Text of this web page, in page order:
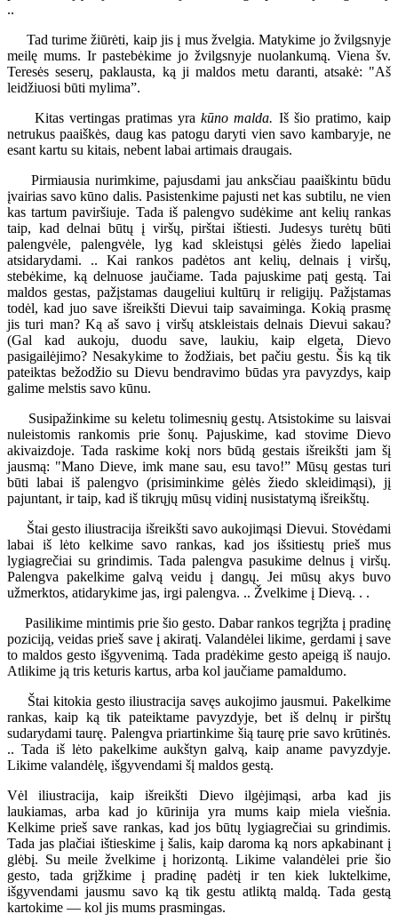
..
Tad turime žiūrėti, kaip jis į mus žvelgia. Matykime jo žvilgsnyje
meilę mums. Ir pastebėkime jo žvilgsnyje nuolankumą. Viena šv.
Teresės seserų, paklausta, ką ji maldos metu daranti, atsakė: "Aš
leidžiuosi būti mylima”.
Kitas vertingas pratimas yrakūno malda. Iš šio pratimo, kaip
netrukus paaiškės, daug kas patogu daryti vien savo kambaryje, ne
esant kartu su kitais, nebent labai artimais draugais.
Pirmiausia nurimkime, pajusdami jau anksčiau paaiškintu būdu
įvairias savo kūno dalis. Pasistenkime pajusti net kas subtilu, ne vien
kas tartum paviršiuje. Tada iš palengvo sudėkime ant kelių rankas
taip, kad delnai būtų į viršų, pirštai ištiesti. Judesys turėtų būti
palengvėle, palengvėle, lyg kad skleistųsi gėlės žiedo lapeliai
atsidarydami. .. Kai rankos padėtos ant kelių, delnais į viršų,
stebėkime, ką delnuose jaučiame. Tada pajuskime patį gestą. Tai
maldos gestas, pažįstamas daugeliui kultūrų ir religijų. Pažįstamas
todėl, kad juo save išreikšti Dievui taip savaiminga. Kokią prasmę
jis turi man? Ką aš savo į viršų atskleistais delnais Dievui sakau?
(Gal kad aukoju, duodu save, laukiu, kaip elgeta, Dievo
pasigailėjimo? Nesakykime to žodžiais, bet pačiu gestu. Šis ką tik
pateiktas bežodžio su Dievu bendravimo būdas yra pavyzdys, kaip
galime melstis savo kūnu.
Susipažinkime su keletu tolimesnių gestų. Atsistokime su laisvai
nuleistomis rankomis prie šonų. Pajuskime, kad stovime Dievo
akivaizdoje. Tada raskime kokį nors būdą gestais išreikšti jam šį
jausmą: "Mano Dieve, imk mane sau, esu tavo!” Mūsų gestas turi
būti labai iš palengvo (prisiminkime gėlės žiedo skleidimąsi), jį
pajuntant, ir taip, kad iš tikrųjų mūsų vidinį nusistatymą išreikštų.
Štai gesto iliustracija išreikšti savo aukojimąsi Dievui. Stovėdami
labai iš lėto kelkime savo rankas, kad jos išsitiestų prieš mus
lygiagrečiai su grindimis. Tada palengva pasukime delnus į viršų.
Palengva pakelkime galvą veidu į dangų. Jei mūsų akys buvo
užmerktos, atidarykime jas, irgi palengva. .. Žvelkime į Dievą. . .
Pasilikime mintimis prie šio gesto. Dabar rankos tegrįžta į pradinę
poziciją, veidas prieš save į akiratį. Valandėlei likime, gerdami į save
to maldos gesto išgyvenimą. Tada pradėkime gesto apeigą iš naujo.
Atlikime ją tris keturis kartus, arba kol jaučiame pamaldumo.
Štai kitokia gesto iliustracija savęs aukojimo jausmui. Pakelkime
rankas, kaip ką tik pateiktame pavyzdyje, bet iš delnų ir pirštų
sudarydami taurę. Palengva priartinkime šią taurę prie savo krūtinės.
.. Tada iš lėto pakelkime aukštyn galvą, kaip aname pavyzdyje.
Likime valandėlę, išgyvendami šį maldos gestą.
Vėl iliustracija, kaip išreikšti Dievo ilgėjimąsi, arba kad jis
laukiamas, arba kad jo kūrinija yra mums kaip miela viešnia.
Kelkime prieš save rankas, kad jos būtų lygiagrečiai su grindimis.
Tada jas plačiai ištieskime į šalis, kaip daroma ką nors apkabinant į
glėbį. Su meile žvelkime į horizontą. Likime valandėlei prie šio
gesto, tada grįžkime į pradinę padėtį ir ten kiek luktelkime,
išgyvendami jausmu savo ką tik gestu atliktą maldą. Tada gestą
kartokime — kol jis mums prasmingas.